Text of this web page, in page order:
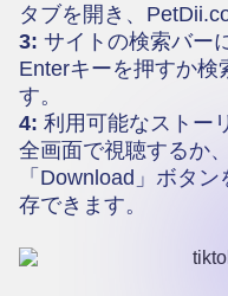
タブを開き、
3: サイトの検索バー
Enterキーを押すか検
す。
4: 利用可能なストー
全画面で視聴するか
「Download」ボタ
存できます。